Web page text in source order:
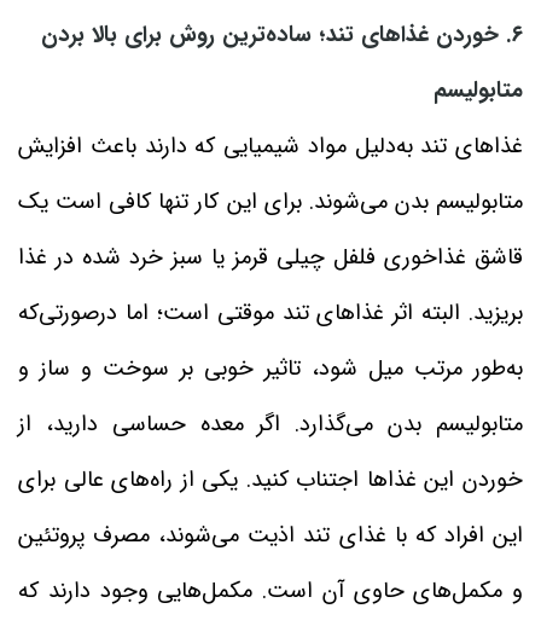
۶. خوردن غذاهای تند؛ ساده‌ترین روش برای بالا بردن
متابولیسم
غذاهای تند به‌دلیل مواد شیمیایی که دارند باعث افزایش
متابولیسم بدن می‌شوند. برای این کار تنها کافی است یک
قاشق غذاخوری فلفل چیلی قرمز یا سبز خرد شده در غذا
بریزید. البته اثر غذاهای تند موقتی است؛ اما درصورتی‌که
به‌طور مرتب میل شود، تاثیر خوبی بر سوخت و ساز و
متابولیسم بدن می‌گذارد. اگر معده حساسی دارید، از
خوردن این غذاها اجتناب کنید. یکی از راه‌های عالی برای
این افراد که با غذای تند اذیت می‌شوند، مصرف پروتئین
و مکمل‌های حاوی آن است. مکمل‌هایی وجود دارند که